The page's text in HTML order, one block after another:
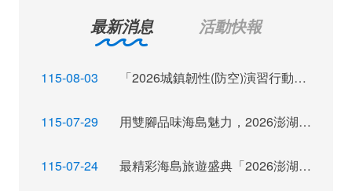
最新消息
115-08-03 「2026城鎮韌性(防空)演習行動網路降速演練」訊息布達
115-07-29 用雙腳品味海島魅力，2026澎湖秋季觀光運動休閒主題活動報名倒數
115-07-24 最精彩海島旅遊盛典「2026澎湖秋瘋季」魅力登場
活動快報